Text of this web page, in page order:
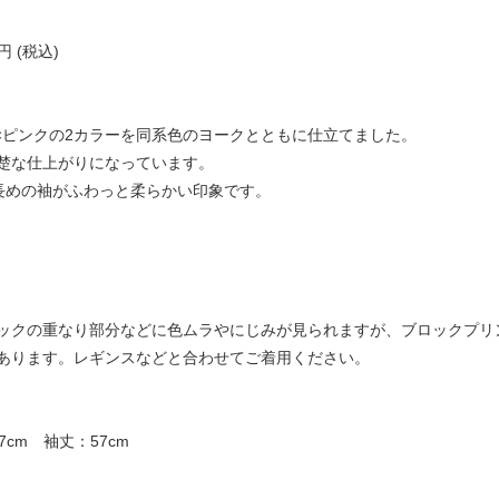
(税込)
ンクの2カラーを同系色のヨークとともに仕立てました。
仕上がりになっています。
の袖がふわっと柔らかい印象です。
の重なり部分などに色ムラやにじみが見られますが、ブロックプリ
ます。レギンスなどと合わせてご着用ください。
袖丈：57cm